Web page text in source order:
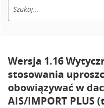
Wersja 1.16
stosowania
obowiązywać w
AIS/IMPORT PLUS